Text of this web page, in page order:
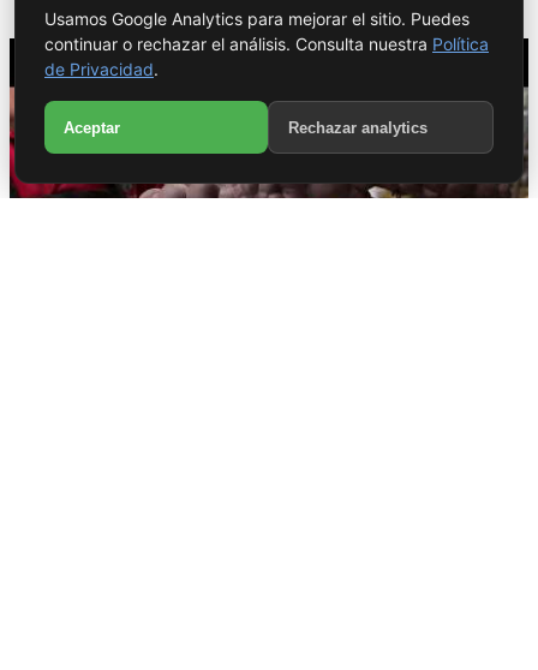
Videos del Proceso
Llamar
Usamos Google Analytics para mejorar el sitio. Puedes
continuar o rechazar el análisis. Consulta nuestra Política
de Privacidad.
Aceptar Rechazar analytics